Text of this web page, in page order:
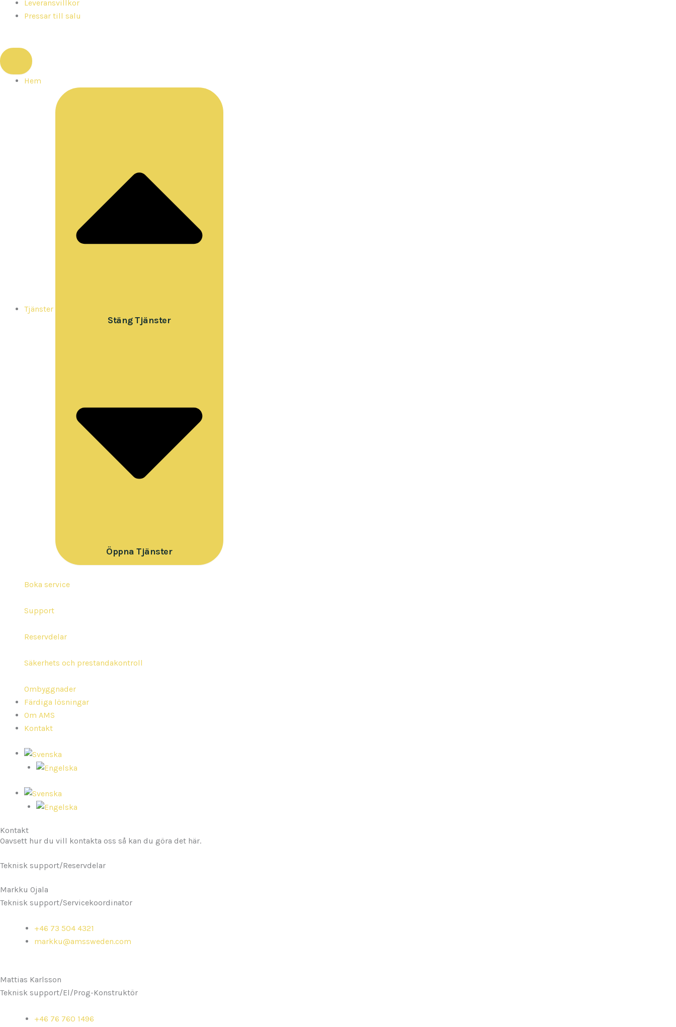
Leveransvillkor
Pressar till salu
Hem
Tjänster
Stäng Tjänster
Öppna Tjänster
Boka service
Support
Reservdelar
Säkerhets och prestandakontroll
Ombyggnader
Färdiga lösningar
Om AMS
Kontakt
Kontakt
Oavsett hur du vill kontakta oss så kan du göra det här.
Teknisk support/Reservdelar
Markku Ojala
Teknisk support/Servicekoordinator
+46 73 504 4321
markku@amssweden.com
Mattias Karlsson
Teknisk support/El/Prog-Konstruktör
+46 76 760 1496